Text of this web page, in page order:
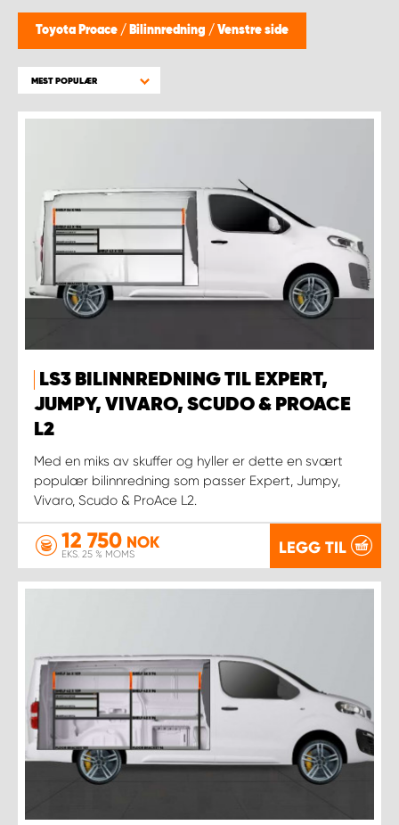
Toyota Proace / Bilinnredning / Venstre side
MEST POPULÆR
LS3 BILINNREDNING TIL EXPERT,
JUMPY, VIVARO, SCUDO & PROACE
L2
Med en miks av skuffer og hyller er dette en svært
populær bilinnredning som passer Expert, Jumpy,
Vivaro, Scudo & ProAce L2.
12 750 NOK
EKS. 25 % MOMS LEGG TIL
WORK SYSTEM NORWAY
WORK SYSTEM OSLO
WORK SYSTEM STAVANGER
WORK SYSTEM TRONDHEIM